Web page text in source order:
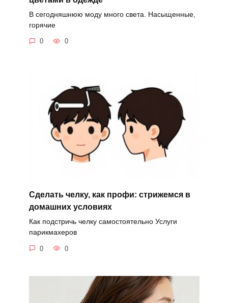
В сегодняшнюю моду много света. Насыщенные,
горячие
0 0
Сделать челку, как профи: стрижемся в
домашних условиях
Как подстричь челку самостоятельно Услуги
парикмахеров
0 0